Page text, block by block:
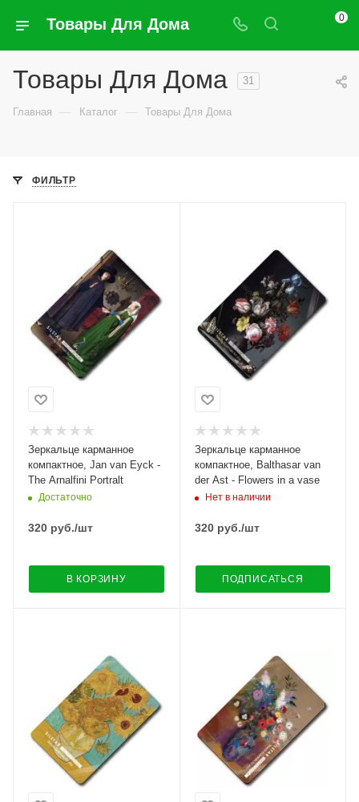
Товары Для Дома 0
Товары Для Дома 31
Главная — Каталог — Товары Для Дома
ФИЛЬТР
Зеркальце карманное
компактное, Jan van Eyck -
The Arnalfini Portralt
Достаточно
320 руб./шт
В КОРЗИНУ
Зеркальце карманное
компактное, Balthasar van
der Ast - Flowers in a vase
Нет в наличии
320руб./шт
ПОДПИСАТЬСЯ